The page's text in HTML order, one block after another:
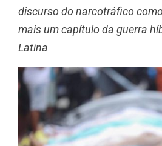
discurso do narcotráfico
mais um capítulo da guerra
Latina